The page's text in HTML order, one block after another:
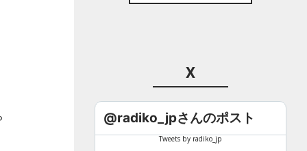
X
@radiko_jpさんのポスト
Tweets by radiko_jp